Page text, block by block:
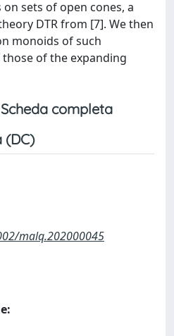
sets of open cones, a
DTR from [7]. We then
monoids of such
of the expanding
Scheda completa
(DC)
malq.202000045